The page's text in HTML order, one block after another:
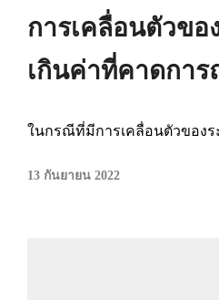
การเคลื่อนตัวขอ
เกินค่าที่คาดกา
ในกรณีที่มีการเคลื่อนตัวของ
13 กันยายน 2022